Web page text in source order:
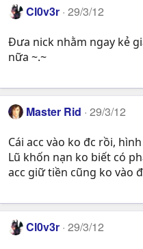
Cl0v3r 29/3/12
Đưa nick nhằm ngay kẻ
nữa ~.~
Master Rid 29/3/12
Cái acc vào ko đc rồi,
Lũ khốn nạn ko biết có
acc giữ tiền cũng ko vào
Cl0v3r 29/3/12